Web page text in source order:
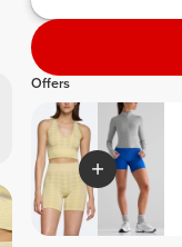
Offers